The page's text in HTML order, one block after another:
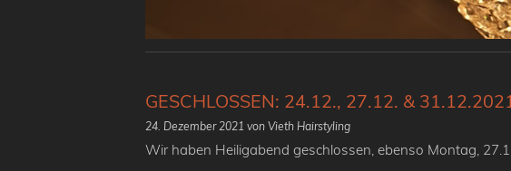
GESCHLOSSEN: 24.12., 27.12. &
24. Dezember 2021 von Vieth Hairstyling
Wir haben Heiligabend geschlossen, ebenso Montag,